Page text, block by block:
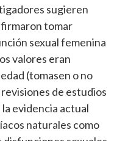
sugieren
tomar
sexual femenina
valores eran
(tomasen o no
de estudios
evidencia actual
naturales como